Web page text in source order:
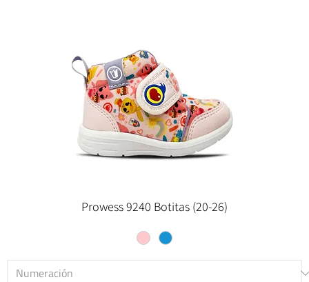
Prowess 9240 Botitas (20-26)